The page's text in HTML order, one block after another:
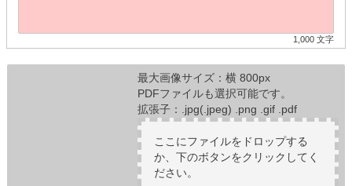
1,000 文字
最大画像サイズ：横 800px
PDFファイルも選択可能です。
拡張子：.jpg(.jpeg) .png .gif .pdf
ここにファイルをドロップする
か、下のボタンをクリックしてく
ださい。